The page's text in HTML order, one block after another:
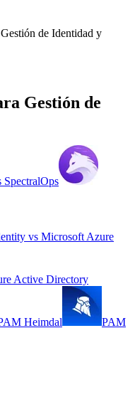
de Identidad y
Gestión de
SpectralOps
vs Microsoft Azure
Active Directory
Heimdal
PAM